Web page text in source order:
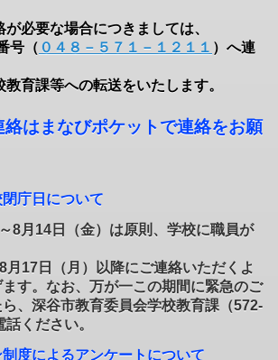
必要な場合につきましては、
号（ ０４８－５７１－１２１１ ）へ連
育課等への転送をいたします。
絡はまなびポケットで連絡をお願
庁日について
8月 14 日（金）は原則、学校に職員が
8月 17 日（月）以降にご連絡いただくよ
す。なお、万が一この期間に緊急のご
、深谷市教育委員会学校教育課（572-
ください。
度によるアンケートについて